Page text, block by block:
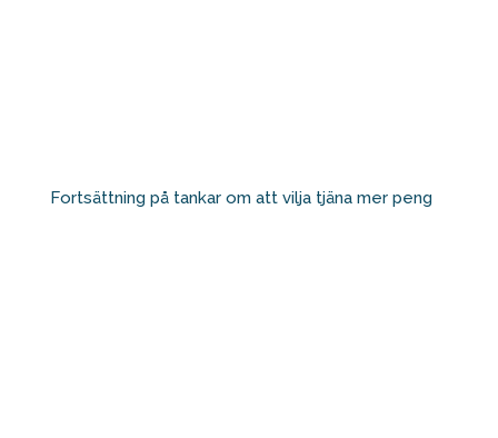
Fortsättning på tankar om att vilja tjäna mer peng